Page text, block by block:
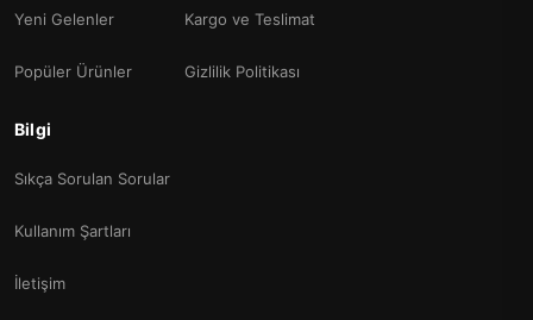
Yeni Gelenler
Popüler Ürünler
Kargo ve Teslimat
Gizlilik Politikası
Bilgi
Sıkça Sorulan Sorular
Kullanım Şartları
İletişim